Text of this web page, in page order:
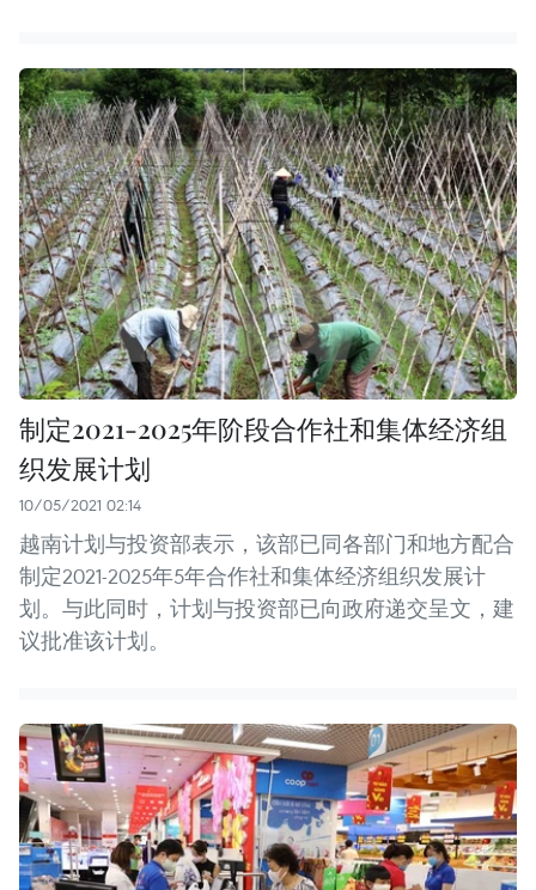
制定2021-2025年阶段合作社和集体经济组
织发展计划
10/05/2021 02:14
越南计划与投资部表示，该部已同各部门和地方配合
制定2021-2025年5年合作社和集体经济组织发展计
划。与此同时，计划与投资部已向政府递交呈文，建
议批准该计划。